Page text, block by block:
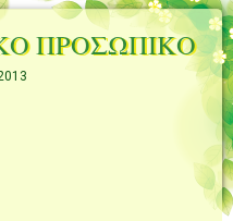
ΠΡΟΣΩΠΙΚΟ